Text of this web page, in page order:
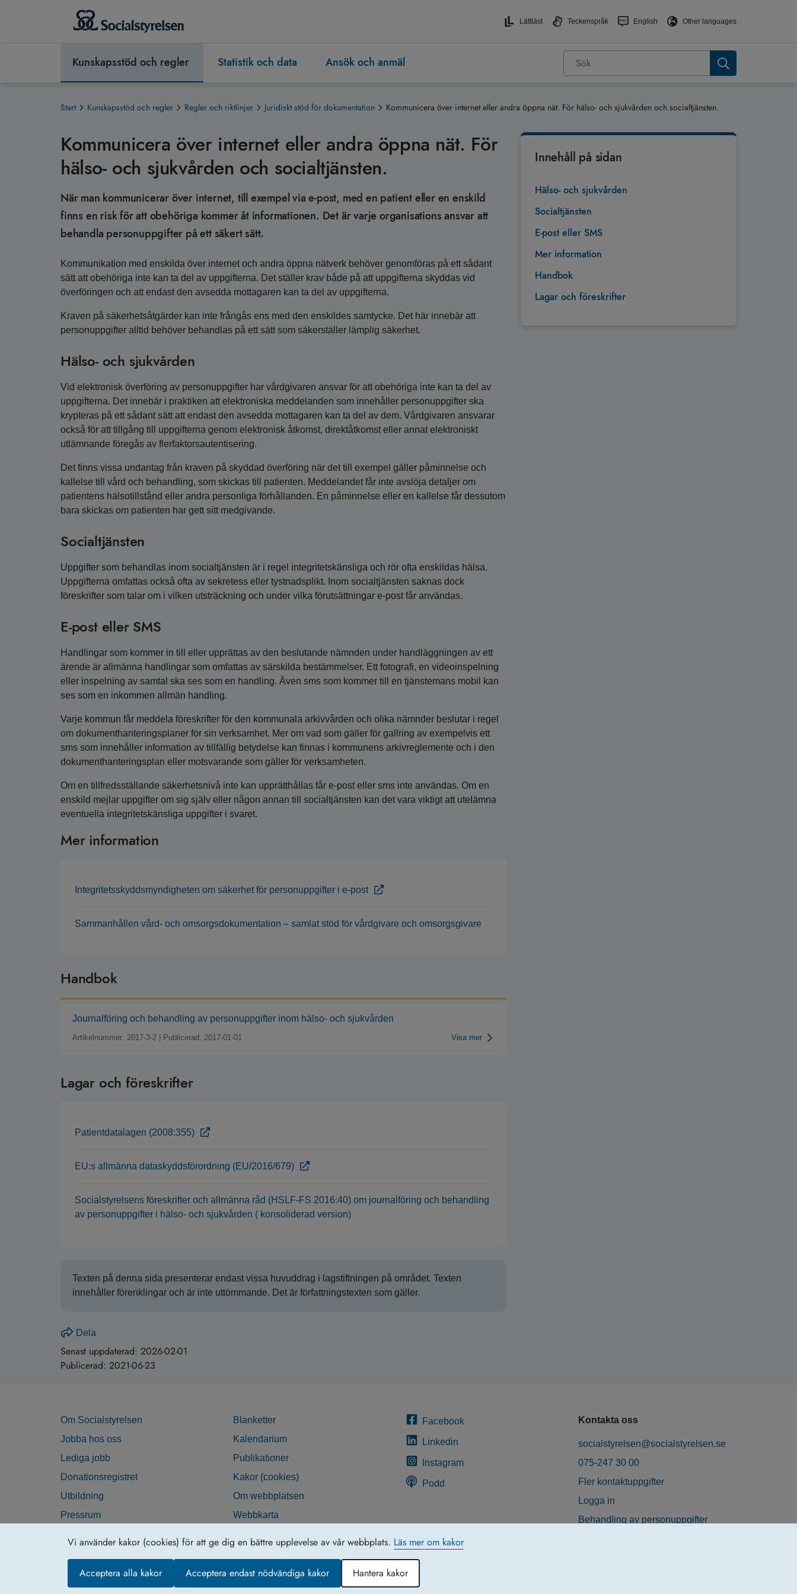
Vi använder kakor (cookies) för att ge dig en bättre upplevelse av vår webbplats. Läs mer om kakor
Acceptera alla kakor Acceptera endast nödvändiga kakor Hantera kakor
Lättläst Teckenspråk English Other languages
Kunskapsstöd och regler Statistik och data Ansök och anmäl
Start Kunskapsstöd och regler Regler och riktlinjer Juridiskt stöd för dokumentation Kommunicera över internet eller andra öppna nät. För hälso- och sjukvården och socialtjänsten.
Innehåll på sidan
Hälso- och sjukvården
Socialtjänsten
E-post eller SMS
Mer information
Handbok
Lagar och föreskrifter
Kommunicera över internet eller andra öppna nät. För
hälso- och sjukvården och socialtjänsten.
När man kommunicerar över internet, till exempel via e-post, med en patient eller en enskild
finns en risk för att obehöriga kommer åt informationen. Det är varje organisations ansvar att
behandla personuppgifter på ett säkert sätt.
Kommunikation med enskilda över internet och andra öppna nätverk behöver genomföras på ett sådant
sätt att obehöriga inte kan ta del av uppgifterna. Det ställer krav både på att uppgifterna skyddas vid
överföringen och att endast den avsedda mottagaren kan ta del av uppgifterna.
Kraven på säkerhetsåtgärder kan inte frångås ens med den enskildes samtycke. Det här innebär att
personuppgifter alltid behöver behandlas på ett sätt som säkerställer lämplig säkerhet.
Hälso- och sjukvården
Vid elektronisk överföring av personuppgifter har vårdgivaren ansvar för att obehöriga inte kan ta del av
uppgifterna. Det innebär i praktiken att elektroniska meddelanden som innehåller personuppgifter ska
krypteras på ett sådant sätt att endast den avsedda mottagaren kan ta del av dem. Vårdgivaren ansvarar
också för att tillgång till uppgifterna genom elektronisk åtkomst, direktåtkomst eller annat elektroniskt
utlämnande föregås av flerfaktorsautentisering.
Det finns vissa undantag från kraven på skyddad överföring när det till exempel gäller påminnelse och
kallelse till vård och behandling, som skickas till patienten. Meddelandet får inte avslöja detaljer om
patientens hälsotillstånd eller andra personliga förhållanden. En påminnelse eller en kallelse får dessutom
bara skickas om patienten har gett sitt medgivande.
Socialtjänsten
Uppgifter som behandlas inom socialtjänsten är i regel integritetskänsliga och rör ofta enskildas hälsa.
Uppgifterna omfattas också ofta av sekretess eller tystnadsplikt. Inom socialtjänsten saknas dock
föreskrifter som talar om i vilken utsträckning och under vilka förutsättningar e-post får användas.
E-post eller SMS
Handlingar som kommer in till eller upprättas av den beslutande nämnden under handläggningen av ett
ärende är allmänna handlingar som omfattas av särskilda bestämmelser. Ett fotografi, en videoinspelning
eller inspelning av samtal ska ses som en handling. Även sms som kommer till en tjänstemans mobil kan
ses som en inkommen allmän handling.
Varje kommun får meddela föreskrifter för den kommunala arkivvården och olika nämnder beslutar i regel
om dokumenthanteringsplaner för sin verksamhet. Mer om vad som gäller för gallring av exempelvis ett
sms som innehåller information av tillfällig betydelse kan finnas i kommunens arkivreglemente och i den
dokumenthanteringsplan eller motsvarande som gäller för verksamheten.
Om en tillfredsställande säkerhetsnivå inte kan upprätthållas får e-post eller sms inte användas. Om en
enskild mejlar uppgifter om sig själv eller någon annan till socialtjänsten kan det vara viktigt att utelämna
eventuella integritetskänsliga uppgifter i svaret.
Mer information
Integritetsskyddsmyndigheten om säkerhet för personuppgifter i e-post
Sammanhållen vård- och omsorgsdokumentation – samlat stöd för vårdgivare och omsorgsgivare
Handbok
Journalföring och behandling av personuppgifter inom hälso- och sjukvården
Artikelnummer: 2017-3-2 Publicerad: 2017-01-01 Visa mer
Lagar och föreskrifter
Patientdatalagen (2008:355)
EU:s allmänna dataskyddsförordning (EU/2016/679)
Socialstyrelsens föreskrifter och allmänna råd (HSLF-FS 2016:40) om journalföring och behandling
av personuppgifter i hälso- och sjukvården ( konsoliderad version)
Texten på denna sida presenterar endast vissa huvuddrag i lagstiftningen på området. Texten
innehåller förenklingar och är inte uttömmande. Det är författningstexten som gäller.
Dela
Senast uppdaterad: 2026-02-01
Publicerad: 2021-06-23
Om Socialstyrelsen
Jobba hos oss
Lediga jobb
Donationsregistret
Utbildning
Pressrum
Blanketter
Kalendarium
Publikationer
Kakor (cookies)
Om webbplatsen
Webbkarta
Facebook
Linkedin
Instagram
Podd
Kontakta oss
socialstyrelsen@socialstyrelsen.se
075-247 30 00
Fler kontaktuppgifter
Logga in
Behandling av personuppgifter